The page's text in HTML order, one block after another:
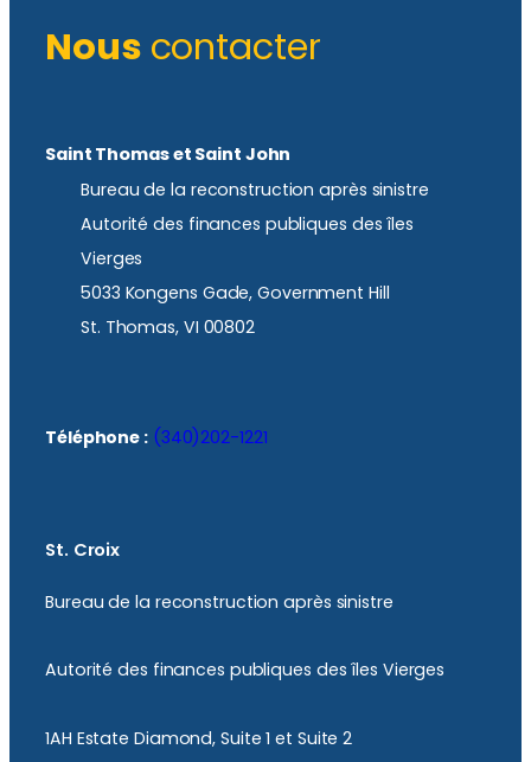
Nous contacter
Saint Thomas et Saint John
Bureau de la reconstruction après sinistre
Autorité des finances publiques des îles
Vierges
5033 Kongens Gade, Government Hill
St. Thomas, VI 00802
Téléphone : (340)202-1221
St. Croix
Bureau de la reconstruction après sinistre
Autorité des finances publiques des îles Vierges
1AH Estate Diamond, Suite 1 et Suite 2